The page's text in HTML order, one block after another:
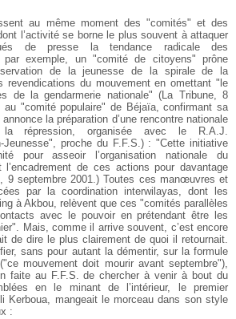
au même moment des "comités" et des
l’activité se borne le plus souvent à attaquer
de presse la tendance radicale des
par exemple, un "comité de citoyens" prône
de la jeunesse de la spirale de la
revendications du mouvement en omettant "le
de la gendarmerie nationale" (La Tribune, 8
au "comité populaire" de Béjaïa, confirmant sa
la préparation d’une rencontre nationale
répression, organisée avec le R.A.J.
Jeunesse", proche du F.F.S.) : "Cette initiative
pour asseoir l’organisation nationale du
l’encadrement de ces actions pour davantage
9 septembre 2001.) Toutes ces manœuvres et
par la coordination interwilayas, dont les
à Akbou, relèvent que ces "comités parallèles
avec le pouvoir en prétendant être les
Mais, comme il arrive souvent, c’est encore
de dire le plus clairement de quoi il retournait.
sans pour autant la démentir, sur la formule
mouvement doit mourir avant septembre"),
faite au F.F.S. de chercher à venir à bout du
en le minant de l’intérieur, le premier
Kerboua, mangeait le morceau dans son style
: